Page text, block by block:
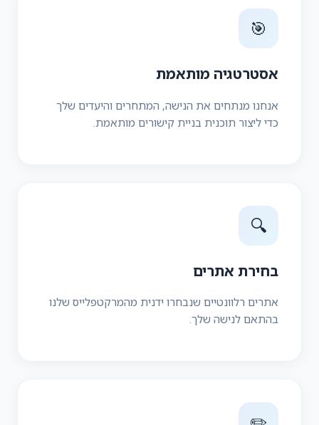
🎯
אסטרטגיה מותאמת
אנחנו מנתחים את הנישה, המתחרים והיעדים שלך
כדי ליצור תוכנית בניית קישורים מותאמת.
🔍
בחירת אתרים
אתרים רלוונטיים שנבחרו ידנית מהמרקטפלייס שלנו
בהתאם לנישה שלך.